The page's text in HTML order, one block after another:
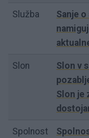
Služba
Sanje
Slon
Slon v
Slon je
Spolnost